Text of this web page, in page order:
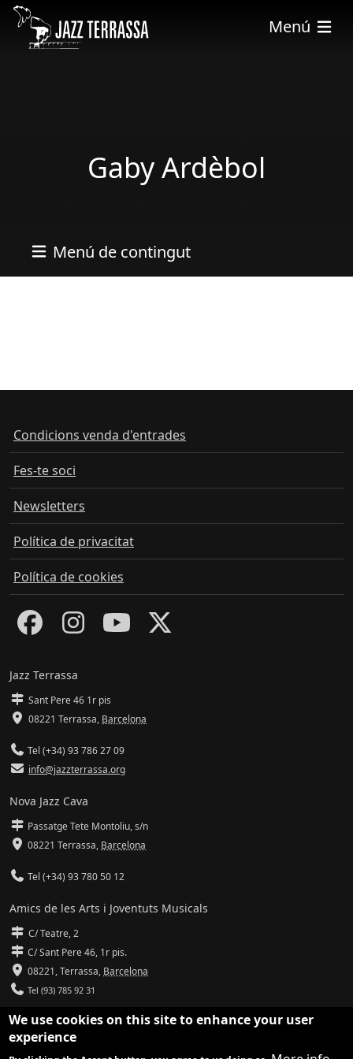
Skip to main content
Menú
Gaby Ardèbol
Menú de contingut
Condicions venda d'entrades
Fes-te soci
Newsletters
Política de privacitat
Política de cookies
Jazz Terrassa
Sant Pere 46 1r pis
08221 Terrassa, Barcelona
Tel (+34) 93 786 27 09
info@jazzterrassa.org
Nova Jazz Cava
Passatge Tete Montoliu, s/n
08221 Terrassa, Barcelona
Tel (+34) 93 780 50 12
Amics de les Arts i Joventuts Musicals
C/ Teatre, 2
C/ Sant Pere 46, 1r pis.
08221,Terrassa, Barcelona
Tel (93) 785 92 31
info@amicsdelesarts-jjmm.cat
www.amicsdelesarts-jjmm.cat
We use cookies on this site to enhance your user
experience